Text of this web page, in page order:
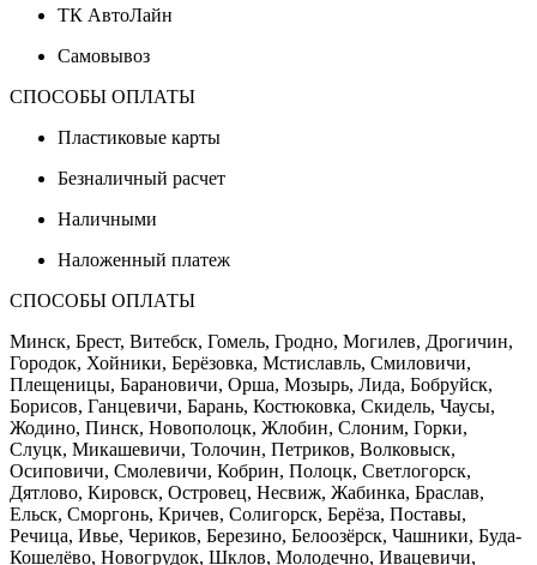
ТК АвтоЛайн
Самовывоз
СПОСОБЫ ОПЛАТЫ
Пластиковые карты
Безналичный расчет
Наличными
Наложенный платеж
СПОСОБЫ ОПЛАТЫ
Минск, Брест, Витебск, Гомель, Гродно, Могилев, Дрогичин,
Городок, Хойники, Берёзовка, Мстиславль, Смиловичи,
Плещеницы, Барановичи, Орша, Мозырь, Лида, Бобруйск,
Борисов, Ганцевичи, Барань, Костюковка, Скидель, Чаусы,
Жодино, Пинск, Новополоцк, Жлобин, Слоним, Горки,
Слуцк, Микашевичи, Толочин, Петриков, Волковыск,
Осиповичи, Смолевичи, Кобрин, Полоцк, Светлогорск,
Дятлово, Кировск, Островец, Несвиж, Жабинка, Браслав,
Ельск, Сморгонь, Кричев, Солигорск, Берёза, Поставы,
Речица, Ивье, Чериков, Березино, Белоозёрск, Чашники, Буда-
Кошелёво, Новогрудок, Шклов, Молодечно, Ивацевичи,